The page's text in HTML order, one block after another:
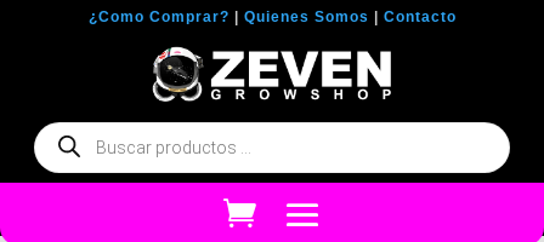
¿Como Comprar? Quienes Somos Contacto
Búsqueda
de
productos